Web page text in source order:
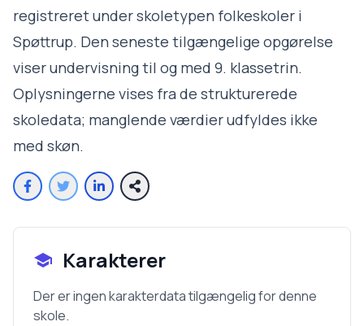
registreret under skoletypen folkeskoler i
Spøttrup. Den seneste tilgængelige opgørelse
viser undervisning til og med 9. klassetrin.
Oplysningerne vises fra de strukturerede
skoledata; manglende værdier udfyldes ikke
med skøn.
Karakterer
Der er ingen karakterdata tilgængelig for denne
skole.